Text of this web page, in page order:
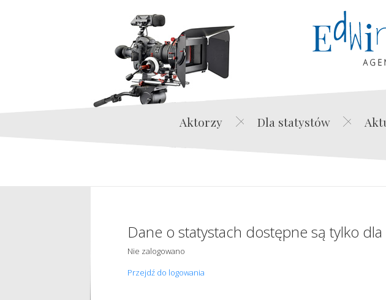
Aktorzy Dla statystów
Dane o statystach dostępne są tylko
Nie zalogowano
Przejdź do logowania